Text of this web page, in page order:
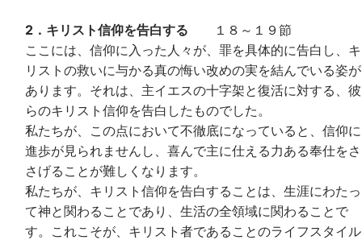
2．キリスト信仰を告白する １８～１９節
ここには、信仰に入った人々が、罪を具体的に告白し、キ
リストの救いに与かる真の悔い改めの実を結んでいる姿が
あります。それは、主イエスの十字架と復活に対する、彼
らのキリスト信仰を告白したものでした。
私たちが、この点において不徹底になっていると、信仰に
進歩が見られませんし、喜んで主に仕える力ある奉仕をさ
さげることが難しくなります。
私たちが、キリスト信仰を告白することは、生涯にわたっ
て神と関わることであり、生活の全領域に関わることで
す。これこそが、キリスト者であることのライフスタイル